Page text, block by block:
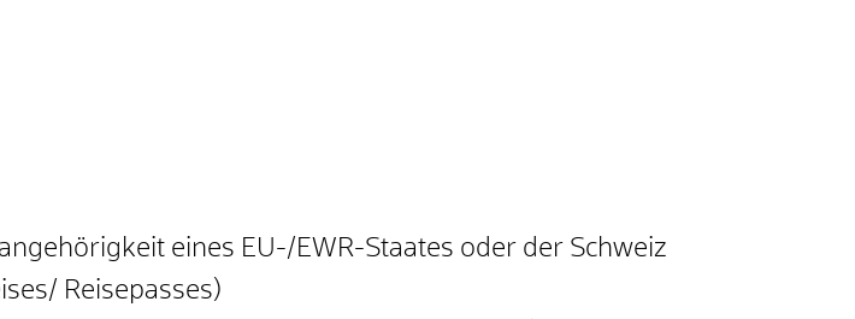
eines EU-/EWR-Staates oder der Schweiz
Reisepasses)